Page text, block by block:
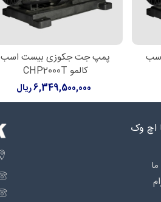
افزودن به سبد خرید
پمپ جت جکوزی بیست اسب
کالمو CHP2000T
6,349,500,000 ریال
اچ وک